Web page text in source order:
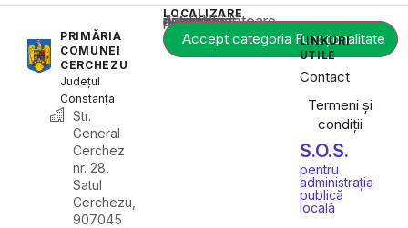
PRIMĂRIA
COMUNEI
CERCHEZU
Județul
Constanța
Str.
General
Cerchez
nr. 28,
Satul
Cerchezu,
907045
LOCALIZARE
Acest conținut este blocat până când acceptați categoria corespunzătoare de cookie-uri.
Accept categoria Funcționalitate
LINKURI
UTILE
Contact
Termeni și
condiții
S.O.S.
pentru
administrația
publică
locală